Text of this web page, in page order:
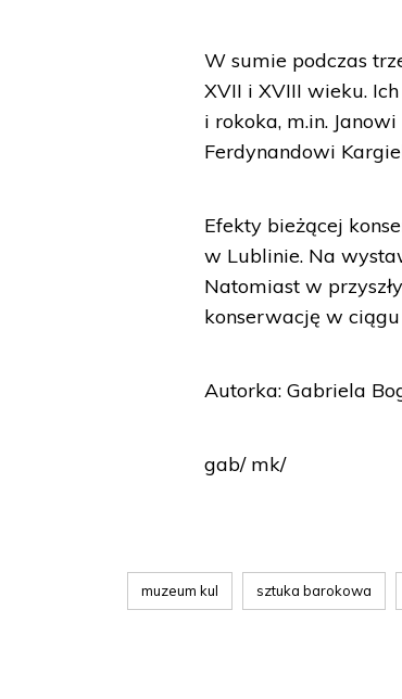
W sumie podczas
XVII i XVIII wieku.
i rokoka, m.in.
Ferdynandowi
Efekty bieżącej
w Lublinie. Na
Natomiast w
konserwację w
Autorka: Gabriela
gab/ mk/
muzeum kul sztuka barokowa